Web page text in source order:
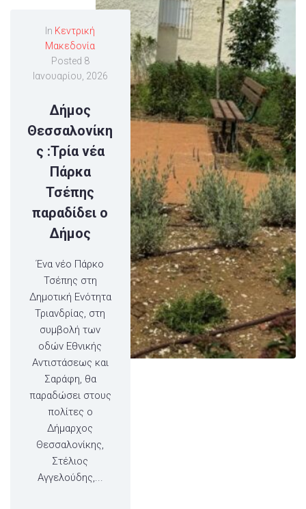
In Κεντρική
Μακεδονία
Posted 8
Ιανουαρίου, 2026
Δήμος
Θεσσαλονίκη
ς :Τρία νέα
Πάρκα
Τσέπης
παραδίδει ο
Δήμος
Ένα νέο Πάρκο
Τσέπης στη
Δημοτική Ενότητα
Τριανδρίας, στη
συμβολή των
οδών Εθνικής
Αντιστάσεως και
Σαράφη, θα
παραδώσει στους
πολίτες ο
Δήμαρχος
Θεσσαλονίκης,
Στέλιος
Αγγελούδης,...